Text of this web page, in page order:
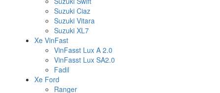
Suzuki Ciaz
Suzuki Vitara
Suzuki XL7
Xe VinFast
VinFasst Lux A 2.0
VinFasst Lux SA2.0
Fadil
Xe Ford
Ranger